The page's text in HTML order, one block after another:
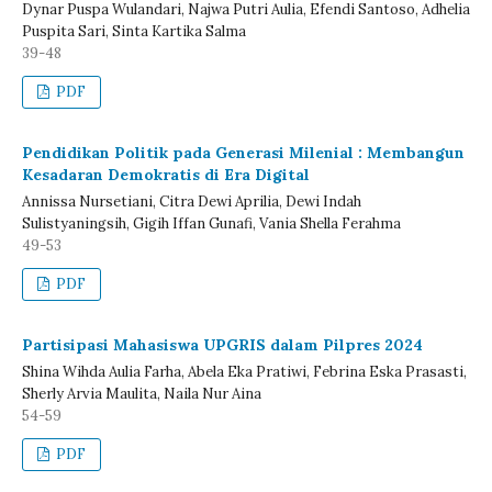
Dynar Puspa Wulandari, Najwa Putri Aulia, Efendi Santoso, Adhelia
Puspita Sari, Sinta Kartika Salma
39-48
PDF
Pendidikan Politik pada Generasi Milenial : Membangun
Kesadaran Demokratis di Era Digital
Annissa Nursetiani, Citra Dewi Aprilia, Dewi Indah
Sulistyaningsih, Gigih Iffan Gunafi, Vania Shella Ferahma
49-53
PDF
Partisipasi Mahasiswa UPGRIS dalam Pilpres 2024
Shina Wihda Aulia Farha, Abela Eka Pratiwi, Febrina Eska Prasasti,
Sherly Arvia Maulita, Naila Nur Aina
54-59
PDF